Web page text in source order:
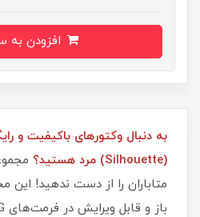
به دنبال وکتورهای باکیفیت و
(Silhouette) مرد هستید؟